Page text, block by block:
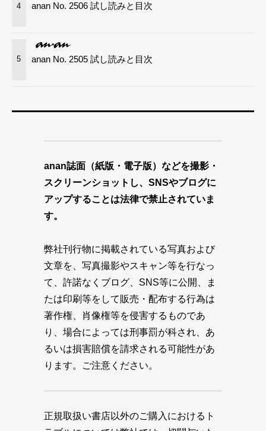
4 anan No. 2506 試し読みと目次
5 anan No. 2505 試し読みと目次
anan誌面（紙版・電子版）などを撮影・
スクリーンショットし、SNSやブログに
アップすることは法律で禁止されていま
す。
弊社刊行物に掲載されている写真および
文章を、写真撮影やスキャン等を行なっ
て、許諾なくブログ、SNS等に公開、ま
たは印刷等をして販売・配布する行為は
著作権、肖像権等を侵害するものであ
り、場合によっては刑事罰が科され、あ
るいは損害賠償を請求される可能性があ
ります。ご注意ください。
正規取扱い書店以外のご購入におけるト